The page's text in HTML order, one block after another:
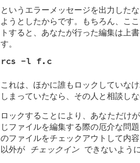
というエラーメッセージを出力した
ようとしたからです。もちろん、こ
トすると、あなたが行った編集は上
す。
rcs -l f.c
これは、ほかに誰もロックしていな
しまっていたなら、その人と相談しな
ロックすることにより、あなただけ
じファイルを編集する際の厄介な問
のファイルをチェックアウトして内
以外が チェックインできないように